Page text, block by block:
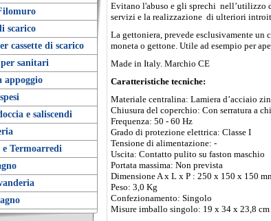
scarico
cassette di scarico
per sanitari
appoggio
e saliscendi
Termoarredi
Evitano l'abuso e gli sprechi nell’utilizzo
servizi e la realizzazione di ulteriori
La gettoniera, prevede esclusivamente
moneta o gettone. Utile ad esempio per
Made in Italy. Marchio CE
Caratteristiche tecniche:
Materiale centralina: Lamiera d’acciaio
Chiusura del coperchio: Con serratura a
Frequenza: 50 - 60 Hz
Grado di protezione elettrica: Classe I
Tensione di alimentazione: -
Uscita: Contatto pulito su faston maschio
Portata massima: Non prevista
Dimensione A x L x P : 250 x 150 x 150
Peso: 3,0 Kg
Confezionamento: Singolo
Misure imballo singolo: 19 x 34 x 23,8 cm